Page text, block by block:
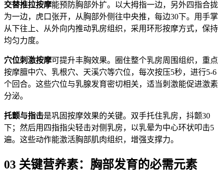
交替推拉按摩能预防胸部外扩。以大拇指一边，另外四指合拢
为一边，虎口张开，从胸部外侧往中央推，每边30下。用手掌
从下往上、从外向内推动乳房组织，采用环形按摩方式，保持
均匀力度。
穴位刺激按摩可提升丰胸效果。圈住整个乳房周围组织，重点
按摩膻中穴、乳根穴、天溪穴等穴位，每次按压5秒，进行5-6
个回合。这些穴位与乳腺发育密切相关，适当刺激能促进激素
分泌。
托颤与指击是巩固按摩效果的关键。双手托住乳房，抖颤30
下；然后用四指指尖轻击对侧乳房，以乳晕为中心环状叩击5
遍。这些动作能激活胸部肌肉组织，增强支撑力。
03 关键营养素：胸部发育的必需元素